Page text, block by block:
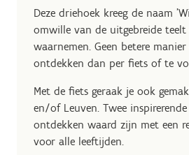
Deze driehoek kreeg de naam
omwille van de uitgebreide
waarnemen. Geen betere
ontdekken dan per fiets of te
Met de fiets geraak je ook
en/of Leuven. Twee
ontdekken waard zijn met een
voor alle leeftijden.